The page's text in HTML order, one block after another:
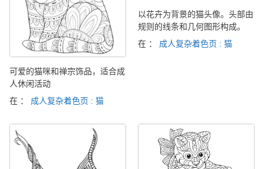
可爱的猫咪和禅宗饰品，适合成
人休闲活动
在 ： 成人复杂着色页 : 猫
以花卉为背景的猫头像。头部由
规则的线条和几何图形构成。
在 ： 成人复杂着色页 : 猫